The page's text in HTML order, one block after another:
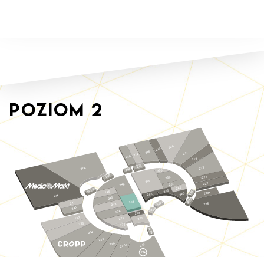
Poziom2
220
221
222
223
219
218
214
210
256
259
261
255
206
201
241
240
227a
227
212
228a
215
262
263
S232
S233
228
265
266
S231
S230
S229a
208
248
268
269
246
245
278
276
272
275
273
237
235
234
233
230 230a
S229
229